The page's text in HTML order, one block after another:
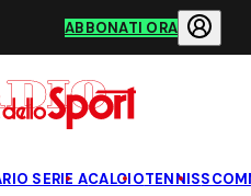
ABBONATI ORA
SERIE ACALCIOTENNIS